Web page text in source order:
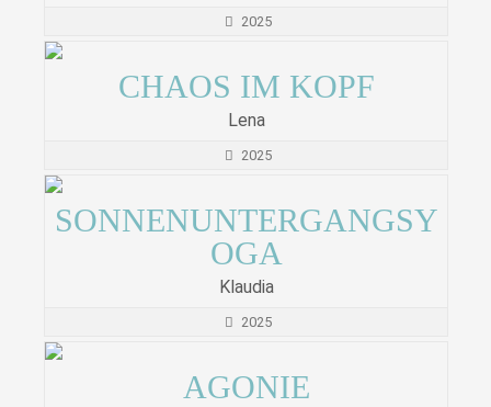
2025
CHAOS IM KOPF
Lena
2025
SONNENUNTERGANGSY
OGA
Klaudia
2025
AGONIE